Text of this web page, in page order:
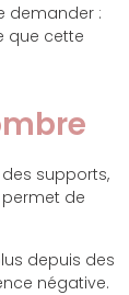
demander :
que cette
supports,
permet de
depuis des
négative.